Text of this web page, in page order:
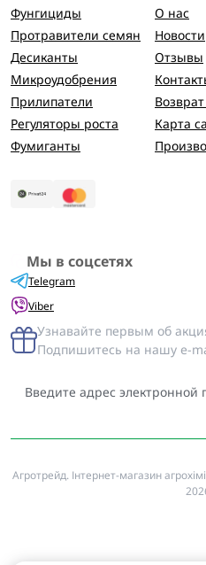
Фунгициды
Протравители семян
Десиканты
Микроудобрения
Прилипатели
Регуляторы роста
Фумиганты
О нас
Новости
Отзывы
Карта
Мы в соцсетях
Telegram
Viber
Узнавайте первым об
Подпишитесь на нашу e-
Агротрейд. Інтернет-магазин